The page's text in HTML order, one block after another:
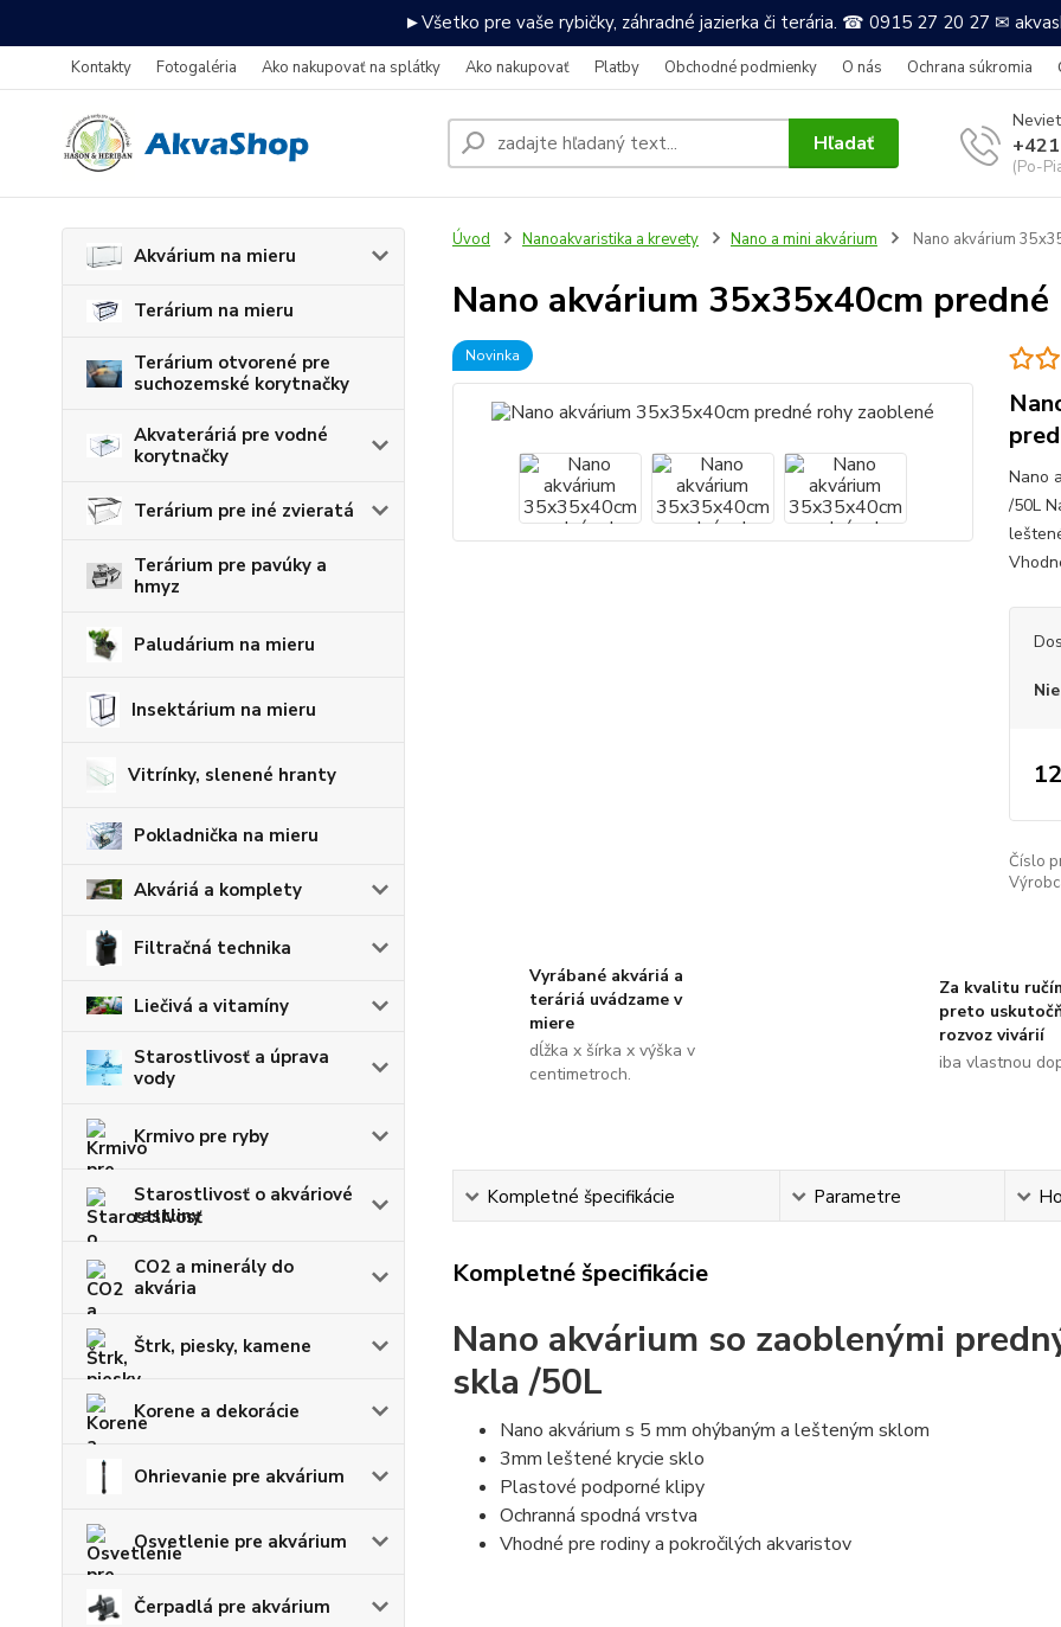
►Všetko pre vaše rybičky, záhradné jazierka či terária. ☎ 0915 27 20 27 ✉
Kontakty Fotogaléria Ako nakupovať na splátky Ako nakupovať Platby Obchodné podmienky O nás Ochrana súkromia
Hľadať
(Po-
Akvárium na mieru
Terárium na mieru
Terárium otvorené pre
suchozemské korytnačky
Akvateráriá pre vodné
korytnačky
Terárium pre iné zvieratá
Terárium pre pavúky a
hmyz
Paludárium na mieru
Insektárium na mieru
Vitrínky, slenené hranty
Pokladnička na mieru
Akváriá a komplety
Filtračná technika
Liečivá a vitamíny
Starostlivosť a úprava
vody
Krmivo pre ryby
Starostlivosť o akváriové
rastliny
CO2 a minerály do
akvária
Štrk, piesky, kamene
Korene a dekorácie
Ohrievanie pre akvárium
Osvetlenie pre akvárium
Čerpadlá pre akvárium
Úvod Nanoakvaristika a krevety Nano a mini akvárium Nano akvárium
Nano akvárium 35x35x40cm
Novinka
Nano
/50L
Číslo
Vyrábané akváriá a
teráriá uvádzame v
miere
dĺžka x šírka x výška v
centimetroch.
Za kvalitu
preto
rozvoz vivárií
iba vlastnou
Kompletné špecifikácie Parametre
Kompletné špecifikácie
Nano akvárium so zaoblenými
skla /50L
Nano akvárium s 5 mm ohýbaným a lešteným sklom
3mm leštené krycie sklo
Plastové podporné klipy
Ochranná spodná vrstva
Vhodné pre rodiny a pokročilých akvaristov